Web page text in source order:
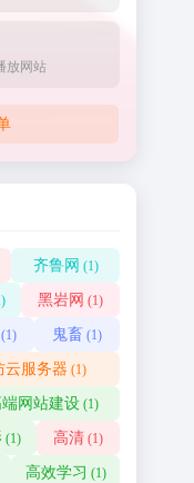
放网站
齐鲁网 (1)
黑岩网 (1)
(1) 鬼畜 (1)
云服务器 (1)
网站建设(1)
(1) 高清 (1)
高效学习 (1)